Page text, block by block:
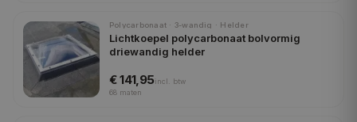
Polycarbonaat · 3-wandig · Helder
Lichtkoepel polycarbonaat bolvormig
driewandig helder
€ 141,95incl.
btw
68 maten